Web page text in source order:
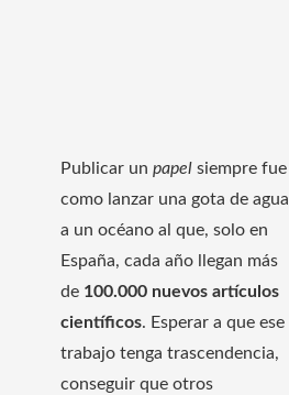
Publicar un papel siempre fue
como lanzar una gota de agua
a un océano al que, solo en
España, cada año llegan más
de 100.000 nuevos artículos
científicos. Esperar a que ese
trabajo tenga trascendencia,
conseguir que otros